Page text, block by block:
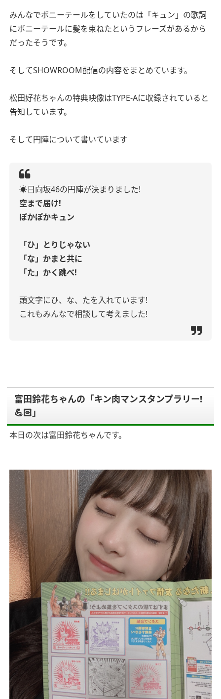
みんなでボニーテールをしていたのは「キュン」の歌詞
にボニーテールに髪を束ねたというフレーズがあるから
だったそうです。
そしてSHOWROOM配信の内容をまとめています。
松田好花ちゃんの特典映像はTYPE-Aに収録されていると
告知しています。
そして円陣について書いています
☀️日向坂46の円陣が決まりました!
空まで届け!
ぽかぽかキュン
「ひ」とりじゃない
「な」かまと共に
「た」かく跳べ!
頭文字にひ、な、たを入れています!
これもみんなで相談して考えました!
富田鈴花ちゃんの「キン肉マンスタンプラリー!
💪🏻」
本日の次は富田鈴花ちゃんです。